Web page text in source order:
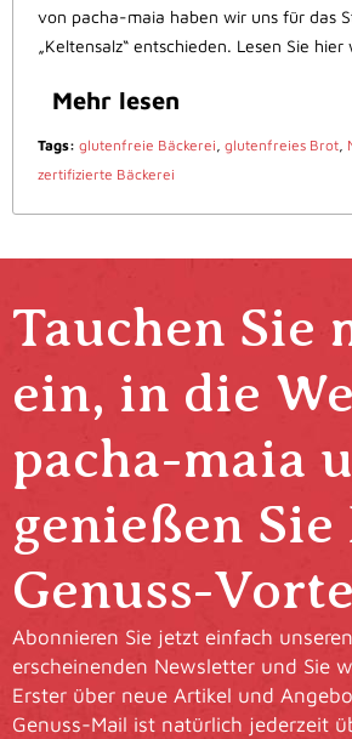
von pacha-maia haben wir uns für das
„Keltensalz“ entschieden. Lesen Sie hier
Mehr lesen
Tags: glutenfreie Bäckerei, glutenfreies Brot,
zertifizierte Bäckerei
Tauchen Sie
ein, in die
pacha-maia
genießen
Genuss-
Abonnieren Sie jetzt einfach
erscheinenden Newsletter und Sie
Erster über neue Artikel und
Genuss-Mail ist natürlich jederzeit